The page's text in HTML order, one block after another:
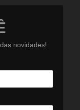
novidades!